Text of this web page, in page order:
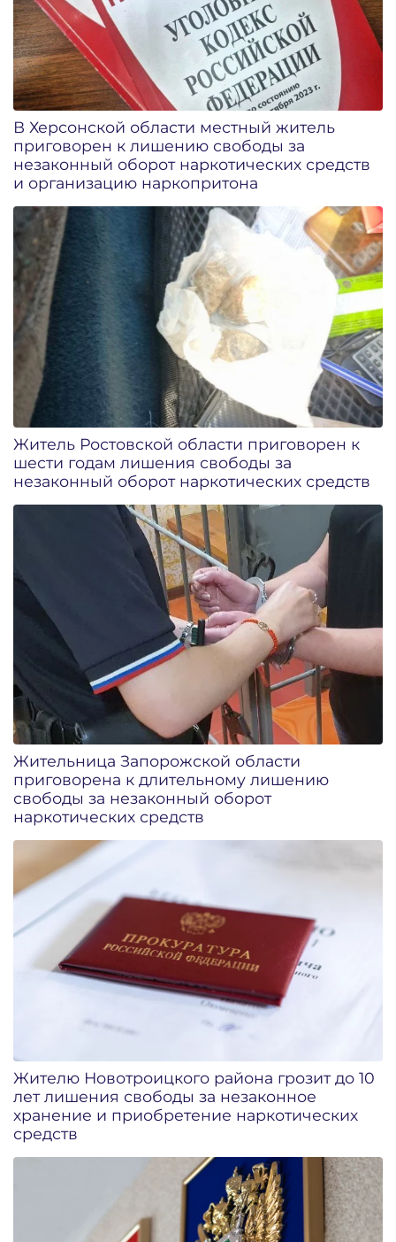
В Херсонской области местный житель
приговорен к лишению свободы за
незаконный оборот наркотических средств
и организацию наркопритона
Житель Ростовской области приговорен к
шести годам лишения свободы за
незаконный оборот наркотических средств
Жительница Запорожской области
приговорена к длительному лишению
свободы за незаконный оборот
наркотических средств
Жителю Новотроицкого района грозит до 10
лет лишения свободы за незаконное
хранение и приобретение наркотических
средств